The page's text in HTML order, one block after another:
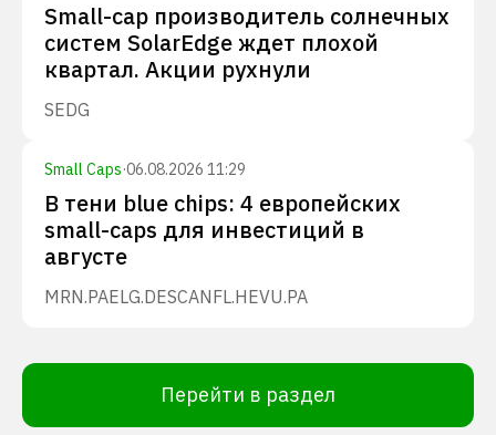
Small-cap производитель солнечных
систем SolarEdge ждет плохой
квартал. Акции рухнули
SEDG
Small Caps·06.08.2026 11:29
В тени blue chips: 4 европейских
small-caps для инвестиций в
августе
MRN.PAELG.DESCANFL.HEVU.PA
Перейти в раздел